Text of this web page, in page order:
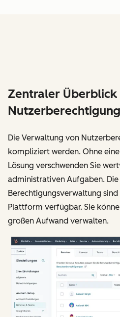
Zentraler
Die Verwaltung von
kompliziert werden. Ohne
Lösung verschwenden Sie
administrativen Aufgaben.
Berechtigungsverwaltung
Plattform verfügbar. Sie
großen Aufwand verwalten.